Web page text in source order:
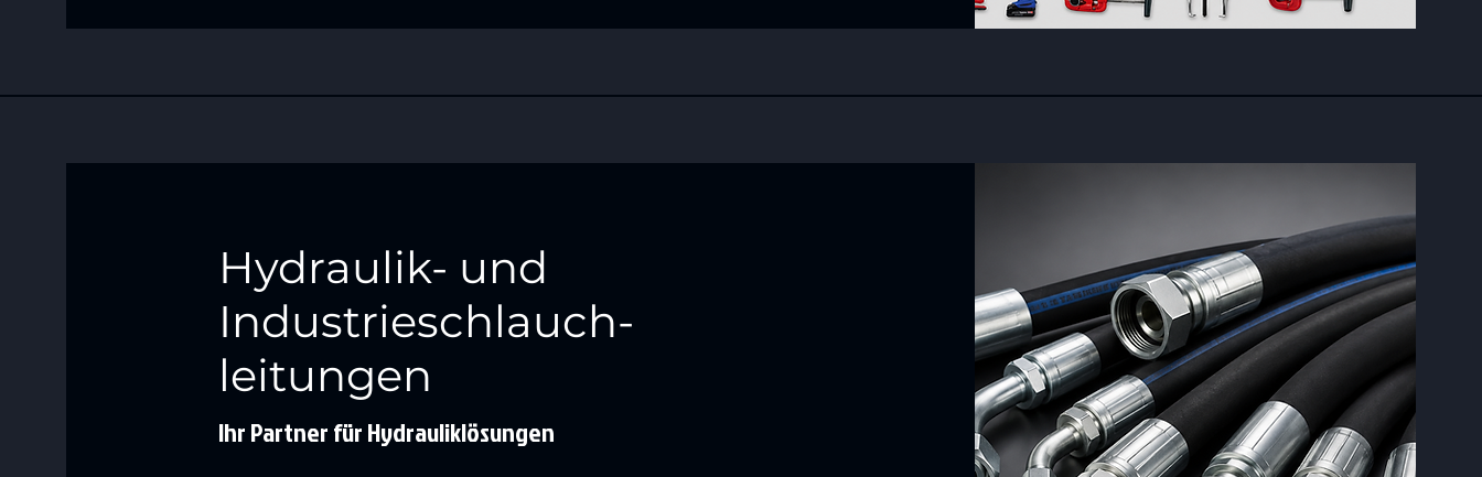
Hydraulik- und
Industrieschlauch-
leitungen
Ihr Partner für Hydrauliklösungen